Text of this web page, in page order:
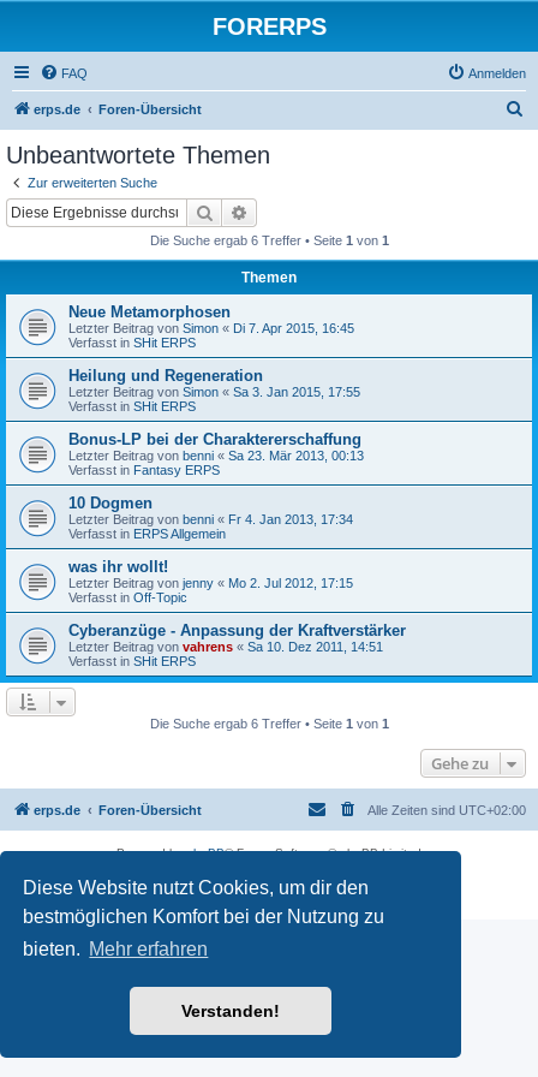
Diese Website nutzt Cookies, um dir den
bestmöglichen Komfort bei der Nutzung zu
bieten. Mehr erfahren
Verstanden!
FORERPS
FAQ Anmelden
erps.de Foren-Übersicht
Unbeantwortete Themen
Zur erweiterten Suche
Suche
Die Suche ergab 6 Treffer • Seite 1 von 1
Themen
Neue Metamorphosen
Letzter Beitrag von Simon « Di 7. Apr 2015, 16:45
Verfasst in SHit ERPS
Heilung und Regeneration
Letzter Beitrag von Simon « Sa 3. Jan 2015, 17:55
Verfasst in SHit ERPS
Bonus-LP bei der Charaktererschaffung
Letzter Beitrag von benni « Sa 23. Mär 2013, 00:13
Verfasst in Fantasy ERPS
10 Dogmen
Letzter Beitrag von benni « Fr 4. Jan 2013, 17:34
Verfasst in ERPS Allgemein
was ihr wollt!
Letzter Beitrag von jenny « Mo 2. Jul 2012, 17:15
Verfasst in Off-Topic
Cyberanzüge - Anpassung der Kraftverstärker
Letzter Beitrag von vahrens « Sa 10. Dez 2011, 14:51
Verfasst in SHit ERPS
Die Suche ergab 6 Treffer • Seite 1 von 1
Gehe zu
erps.de Foren-Übersicht Alle Zeiten sind UTC+02:00
Powered byphpBB® Forum Software © phpBB Limited
PRIVACY_LINK| TERMS_LINK